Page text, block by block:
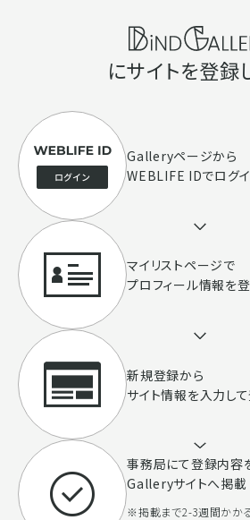
にサイトを登録
Galleryページから
WEBLIFE IDでログ
マイリストページで
プロフィール情報を
新規登録から
サイト情報を入力し
事務局にて登録内容
Galleryサイトへ掲載
※掲載まで2-3週間かか